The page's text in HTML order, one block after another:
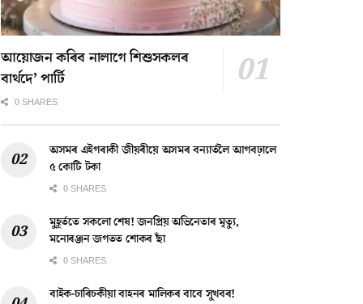
আয়োজন কৰিব নালাগে শিশুসকলৰ
বাৰ্থদে’ পাৰ্টি
0 SHARES
অসমৰ এইগৰাকী জীয়ৰীয়ে অসমৰ বন্যাৰ্তলৈ আগবঢ়ালে
৫ কোটি টকা
0 SHARES
মুহূৰ্ততে সকলো শেষ! জনপ্ৰিয় অভিনেতাৰ মৃত্যু,
মনোৰঞ্জন জগতত শোকৰ ছাঁ
0 SHARES
বাইক-চাৰিচকীয়া বাহনৰ মালিকৰ বাবে সুখবৰ!